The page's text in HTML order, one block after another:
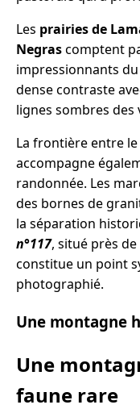
Les prairies de
Negrascomptent
impressionnants
dense contraste
lignes sombres des
La frontière entre
accompagne
randonnée. Les
des bornes de
la séparation
n°117, situé près
constitue un point
photographié.
Une montagne
Une
faune rare